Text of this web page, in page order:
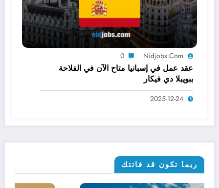
Nidjobs.com
0
عقد عمل في إسبانيا متاح الآن في الفلاحة
ببويبلا دي فيكار
2025-12-24
ربما تكون قد فاتتك